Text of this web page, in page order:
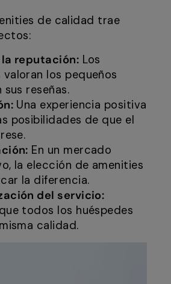
de calidad trae
reputación: Los
valoran los pequeños
reseñas.
Una experiencia positiva
posibilidades de que el
En un mercado
la elección de amenities
la diferencia.
del servicio:
todos los huéspedes
calidad.